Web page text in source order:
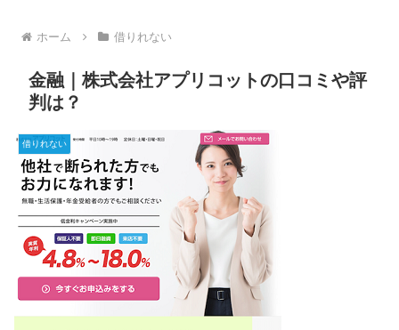
ホーム 借りれない
金融｜株式会社アプリコットの口コミや評
判は？
借りれない